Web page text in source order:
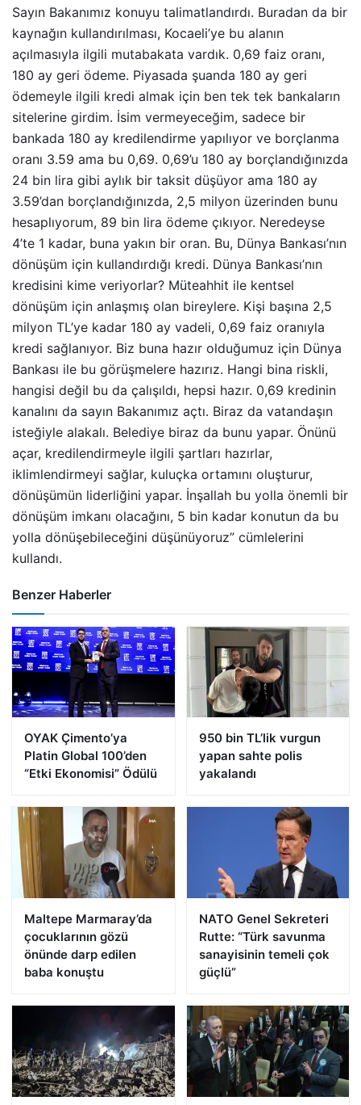
Sayın Bakanımız konuyu talimatlandırdı. Buradan da bir
kaynağın kullandırılması, Kocaeli’ye bu alanın
açılmasıyla ilgili mutabakata vardık. 0,69 faiz oranı,
180 ay geri ödeme. Piyasada şuanda 180 ay geri
ödemeyle ilgili kredi almak için ben tek tek bankaların
sitelerine girdim. İsim vermeyeceğim, sadece bir
bankada 180 ay kredilendirme yapılıyor ve borçlanma
oranı 3.59 ama bu 0,69. 0,69’u 180 ay borçlandığınızda
24 bin lira gibi aylık bir taksit düşüyor ama 180 ay
3.59’dan borçlandığınızda, 2,5 milyon üzerinden bunu
hesaplıyorum, 89 bin lira ödeme çıkıyor. Neredeyse
4’te 1 kadar, buna yakın bir oran. Bu, Dünya Bankası’nın
dönüşüm için kullandırdığı kredi. Dünya Bankası’nın
kredisini kime veriyorlar? Müteahhit ile kentsel
dönüşüm için anlaşmış olan bireylere. Kişi başına 2,5
milyon TL’ye kadar 180 ay vadeli, 0,69 faiz oranıyla
kredi sağlanıyor. Biz buna hazır olduğumuz için Dünya
Bankası ile bu görüşmelere hazırız. Hangi bina riskli,
hangisi değil bu da çalışıldı, hepsi hazır. 0,69 kredinin
kanalını da sayın Bakanımız açtı. Biraz da vatandaşın
isteğiyle alakalı. Belediye biraz da bunu yapar. Önünü
açar, kredilendirmeyle ilgili şartları hazırlar,
iklimlendirmeyi sağlar, kuluçka ortamını oluşturur,
dönüşümün liderliğini yapar. İnşallah bu yolla önemli bir
dönüşüm imkanı olacağını, 5 bin kadar konutun da bu
yolla dönüşebileceğini düşünüyoruz” cümlelerini
kullandı.
Benzer Haberler
OYAK Çimento’ya
Platin Global 100’den
“Etki Ekonomisi” Ödülü
950 bin TL’lik vurgun
yapan sahte polis
yakalandı
Maltepe Marmaray’da
çocuklarının gözü
önünde darp edilen
baba konuştu
NATO Genel Sekreteri
Rutte: “Türk savunma
sanayisinin temeli çok
güçlü”